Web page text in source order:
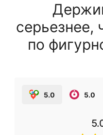
по
5.0 5.0